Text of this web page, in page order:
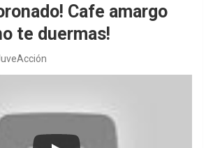
Cafe amargo
te duermas!